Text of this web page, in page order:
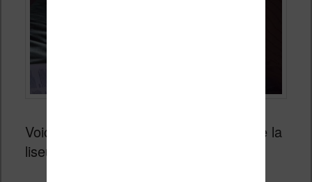
Voici les caractéristiques techniques de la
liseuse Kobo Elipsa 2E :